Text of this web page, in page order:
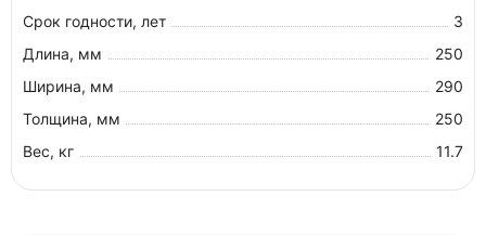
Срок годности, лет
3
Длина, мм
250
Ширина, мм
290
Толщина, мм
250
Вес, кг
11.7